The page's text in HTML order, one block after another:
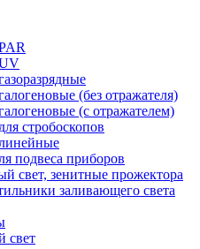
(без отражателя)
(с отражателем)
стробоскопов
подвеса приборов
свет, зенитные прожектора
заливающего света
свет